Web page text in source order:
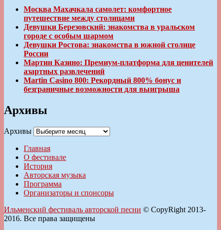
Москва Махачкала самолет: комфортное
путешествие между столицами
Девушки Березовский: знакомства в уральском
городе с особым шармом
Девушки Ростова: знакомства в южной столице
России
Мартин Казино: Премиум-платформа для ценителей
азартных развлечений
Martin Casino 800: Рекордный 800% бонус и
безграничные возможности для выигрыша
Архивы
Архивы
Главная
О фестивале
История
Авторская музыка
Программа
Организаторы и спонсоры
Ильменский фестиваль авторской песни © CopyRight 2013-
2016. Все права защищены